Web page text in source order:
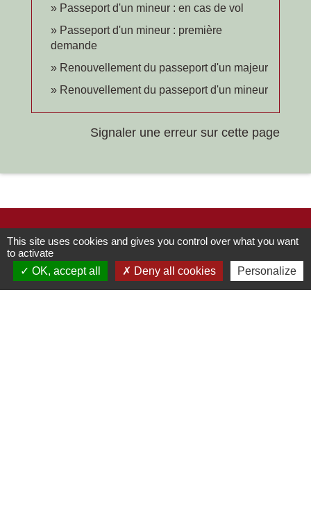
Passeport d'un mineur : en cas de vol
Passeport d'un mineur : première
demande
Renouvellement du passeport d'un majeur
Renouvellement du passeport d'un mineur
Signaler une erreur sur cette page
Contacts
This site uses cookies and gives you control over what you want
to activate
OK, accept all
Deny all cookies Personalize